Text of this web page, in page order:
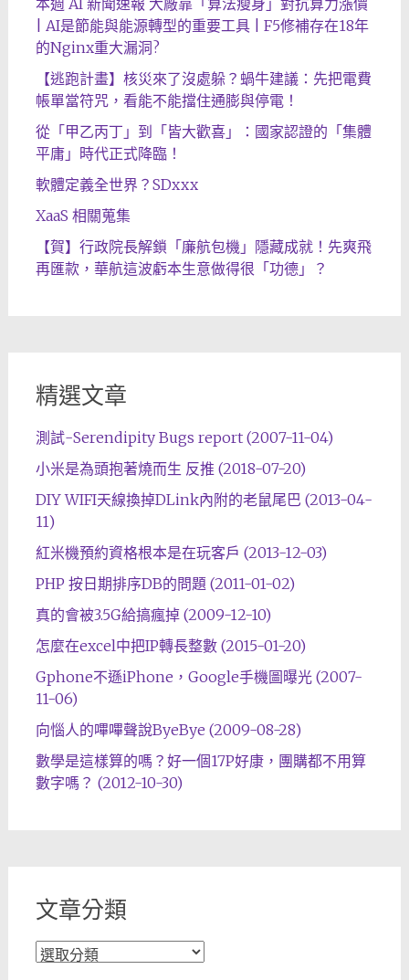
| AI是節能與能源轉型的重要工具 | F5修補存在18年
的Nginx重大漏洞?
【逃跑計畫】核災來了沒處躲？蝸牛建議：先把電費
帳單當符咒，看能不能擋住通膨與停電！
從「甲乙丙丁」到「皆大歡喜」：國家認證的「集體
平庸」時代正式降臨！
軟體定義全世界？SDxxx
XaaS 相關蒐集
【賀】行政院長解鎖「廉航包機」隱藏成就！先爽飛
再匯款，華航這波虧本生意做得很「功德」？
精選文章
測試-Serendipity Bugs report (2007-11-04)
小米是為頭抱著燒而生 反推 (2018-07-20)
DIY WIFI天線換掉DLink內附的老鼠尾巴 (2013-04-
11)
紅米機預約資格根本是在玩客戶 (2013-12-03)
PHP 按日期排序DB的問題 (2011-01-02)
真的會被3.5G給搞瘋掉 (2009-12-10)
怎麼在excel中把IP轉長整數 (2015-01-20)
Gphone不遜iPhone，Google手機圖曝光 (2007-
11-06)
向惱人的嗶嗶聲說ByeBye (2009-08-28)
數學是這樣算的嗎？好一個17P好康，團購都不用算
數字嗎？ (2012-10-30)
文章分類
文